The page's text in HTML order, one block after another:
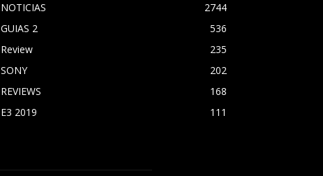
NOTICIAS
2744
GUIAS 2
536
Review
235
SONY
202
REVIEWS
168
E3 2019
111